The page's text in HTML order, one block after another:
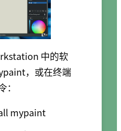
中的软
，或在终端
mypaint